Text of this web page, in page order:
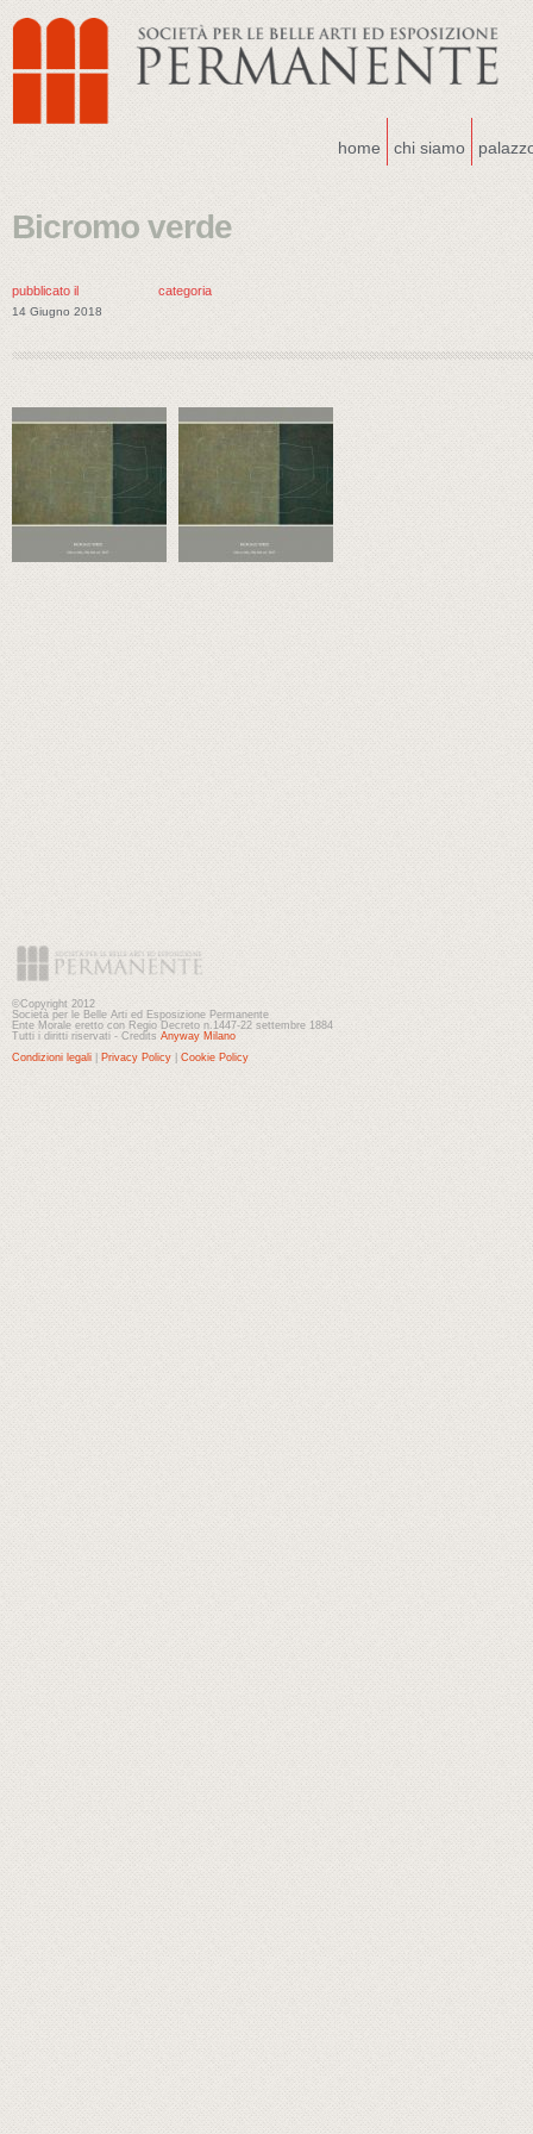
home chi siamo
Bicromo verde
pubblicato il
14 Giugno 2018
categoria
©Copyright 2012
Società per le Belle Arti ed Esposizione Permanente
Ente Morale eretto con Regio Decreto n.1447-22 settembre 1884
Tutti i diritti riservati - Credits Anyway Milano
Condizioni legali
Privacy Policy Cookie Policy